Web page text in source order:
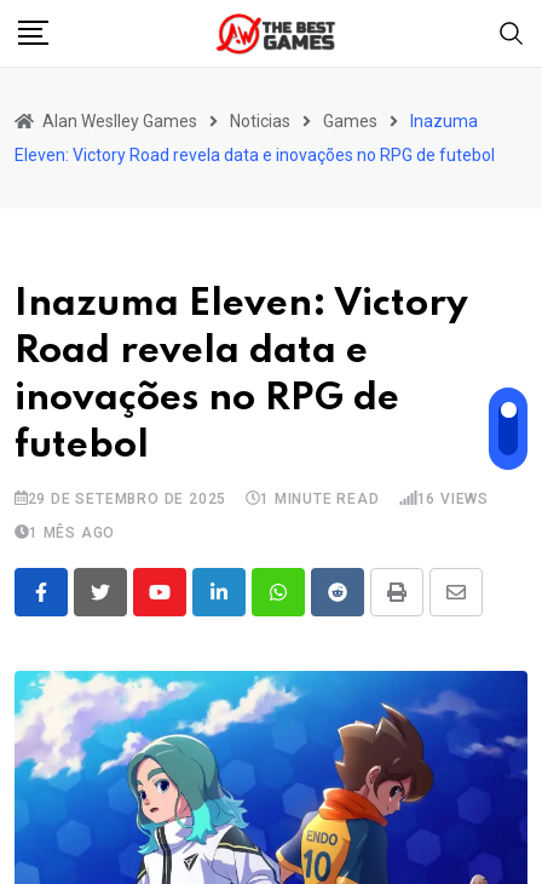
Skip
Alan Weslley Games Noticias Games
Inazuma
Eleven: Victory Road revela data e inovações no RPG de futebol
Inazuma Eleven: Victory
Road revela data e
inovações no RPG de
futebol
29 DE SETEMBRO DE 2025 1 MINUTE READ 16 VIEWS
1 MÊS AGO
YoutubeLinkedInWhatsappRedditPrint
Share
Email